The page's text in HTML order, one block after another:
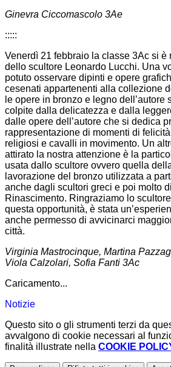
Ginevra Ciccomascolo 3Ae
:::::
Venerdì 21 febbraio la classe 3Ac si è
dello scultore Leonardo Lucchi. Una
potuto osservare dipinti e opere
cesenati appartenenti alla collezione
le opere in bronzo e legno dell’autore
colpite dalla delicatezza e dalla
dalle opere dell’autore che si dedica
rappresentazione di momenti di
religiosi e cavalli in movimento. Un
attirato la nostra attenzione è la
usata dallo scultore ovvero quella
lavorazione del bronzo utilizzata a
anche dagli scultori greci e poi molto
Rinascimento. Ringraziamo lo
questa opportunità, è stata
anche permesso di avvicinarci
città.
Virginia Mastrocinque, Martina
Viola Calzolari, Sofia Fanti 3Ac
Caricamento...
Notizie
Questo sito o gli strumenti terzi da
avvalgono di cookie necessari al
finalità illustrate nella COOKIE